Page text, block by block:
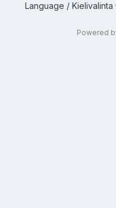
Language / Kielivalinta
Powered